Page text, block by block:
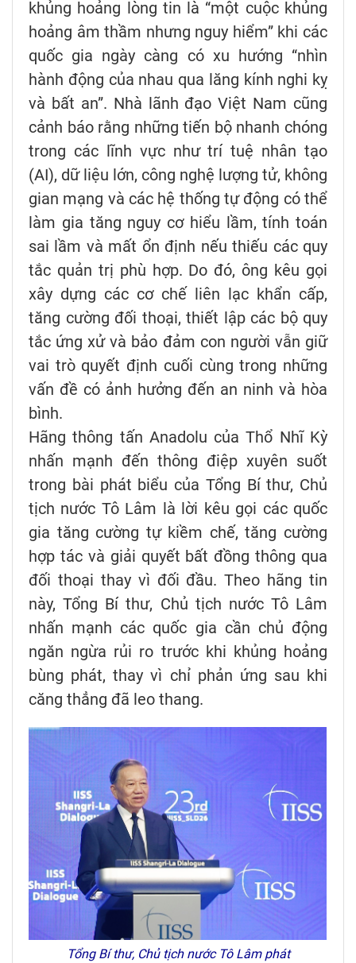
khủng hoảng lòng tin là “một cuộc khủng
hoảng âm thầm nhưng nguy hiểm” khi các
quốc gia ngày càng có xu hướng “nhìn
hành động của nhau qua lăng kính nghi kỵ
và bất an”. Nhà lãnh đạo Việt Nam cũng
cảnh báo rằng những tiến bộ nhanh chóng
trong các lĩnh vực như trí tuệ nhân tạo
(AI), dữ liệu lớn, công nghệ lượng tử, không
gian mạng và các hệ thống tự động có thể
làm gia tăng nguy cơ hiểu lầm, tính toán
sai lầm và mất ổn định nếu thiếu các quy
tắc quản trị phù hợp. Do đó, ông kêu gọi
xây dựng các cơ chế liên lạc khẩn cấp,
tăng cường đối thoại, thiết lập các bộ quy
tắc ứng xử và bảo đảm con người vẫn giữ
vai trò quyết định cuối cùng trong những
vấn đề có ảnh hưởng đến an ninh và hòa
bình.
Hãng thông tấn Anadolu của Thổ Nhĩ Kỳ
nhấn mạnh đến thông điệp xuyên suốt
trong bài phát biểu của Tổng Bí thư, Chủ
tịch nước Tô Lâm là lời kêu gọi các quốc
gia tăng cường tự kiềm chế, tăng cường
hợp tác và giải quyết bất đồng thông qua
đối thoại thay vì đối đầu. Theo hãng tin
này, Tổng Bí thư, Chủ tịch nước Tô Lâm
nhấn mạnh các quốc gia cần chủ động
ngăn ngừa rủi ro trước khi khủng hoảng
bùng phát, thay vì chỉ phản ứng sau khi
căng thẳng đã leo thang.
Tổng Bí thư, Chủ tịch nước Tô Lâm phát